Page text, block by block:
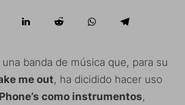
una banda de música que, para su
me out, ha dicidido hacer uso
como instrumentos,